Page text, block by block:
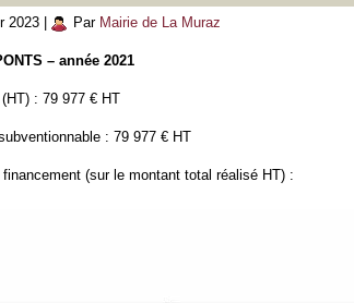
2023 Par Mairie de La Muraz
– année 2021
: 79 977 € HT
: 79 977 € HT
(sur le montant total réalisé HT) :